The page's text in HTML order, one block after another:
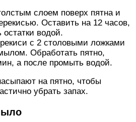
слоем поверх пятна и
Оставить на 12 часов,
водой.
с 2 столовыми ложками
Обработать пятно,
а после промыть водой.
на пятно, чтобы
убрать запах.